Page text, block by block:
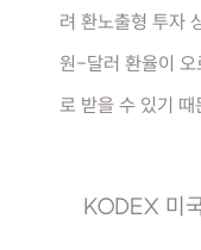
려 환노출형 투자
원-달러 환율이 오
로 받을 수 있기 때
KODEX 미